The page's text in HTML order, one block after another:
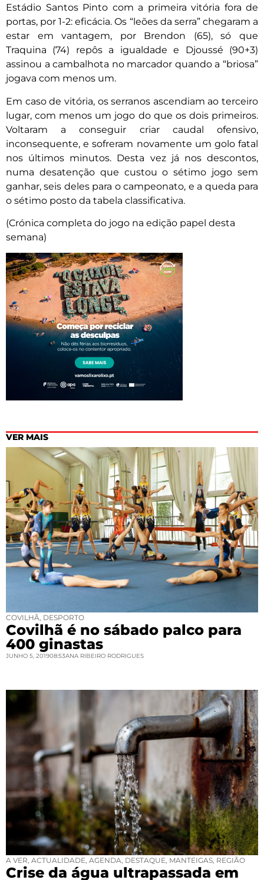
Estádio Santos Pinto com a primeira vitória fora de
portas, por 1-2: eficácia. Os “leões da serra” chegaram a
estar em vantagem, por Brendon (65), só que
Traquina (74) repôs a igualdade e Djoussé (90+3)
assinou a cambalhota no marcador quando a “briosa”
jogava com menos um.
Em caso de vitória, os serranos ascendiam ao terceiro
lugar, com menos um jogo do que os dois primeiros.
Voltaram a conseguir criar caudal ofensivo,
inconsequente, e sofreram novamente um golo fatal
nos últimos minutos. Desta vez já nos descontos,
numa desatenção que custou o sétimo jogo sem
ganhar, seis deles para o campeonato, e a queda para
o sétimo posto da tabela classificativa.
(Crónica completa do jogo na edição papel desta
semana)
VER MAIS
COVILHÃ, DESPORTO
Covilhã é no sábado palco para
400 ginastas
JUNHO 5, 201908:53ANA RIBEIRO RODRIGUES
A VER, ACTUALIDADE, AGENDA, DESTAQUE, MANTEIGAS, REGIÃO
Crise da água ultrapassada em